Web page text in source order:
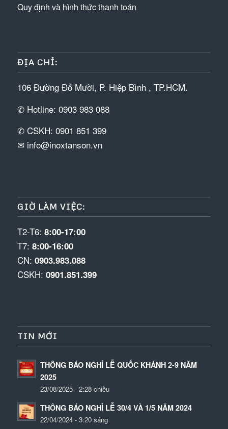
Quy định và hình thức thanh toán
ĐỊA CHỈ:
106 Đường Đỗ Mười, P. Hiệp Bình , TP.HCM.
✆ Hotline: 0903 983 088
✆ CSKH: 0901 851 399
✉ info@inoxtanson.vn
GIỜ LÀM VIỆC:
T2-T6: 8:00-17:00
T7: 8:00-16:00
CN: 0903.983.088
CSKH: 0901.851.399
TIN MỚI
THÔNG BÁO NGHỈ LỄ QUỐC KHÁNH 2-9 NĂM
2025
23/08/2025 - 2:28 chiều
THÔNG BÁO NGHỈ LỄ 30/4 VÀ 1/5 NĂM 2024
22/04/2024 - 3:20 sáng